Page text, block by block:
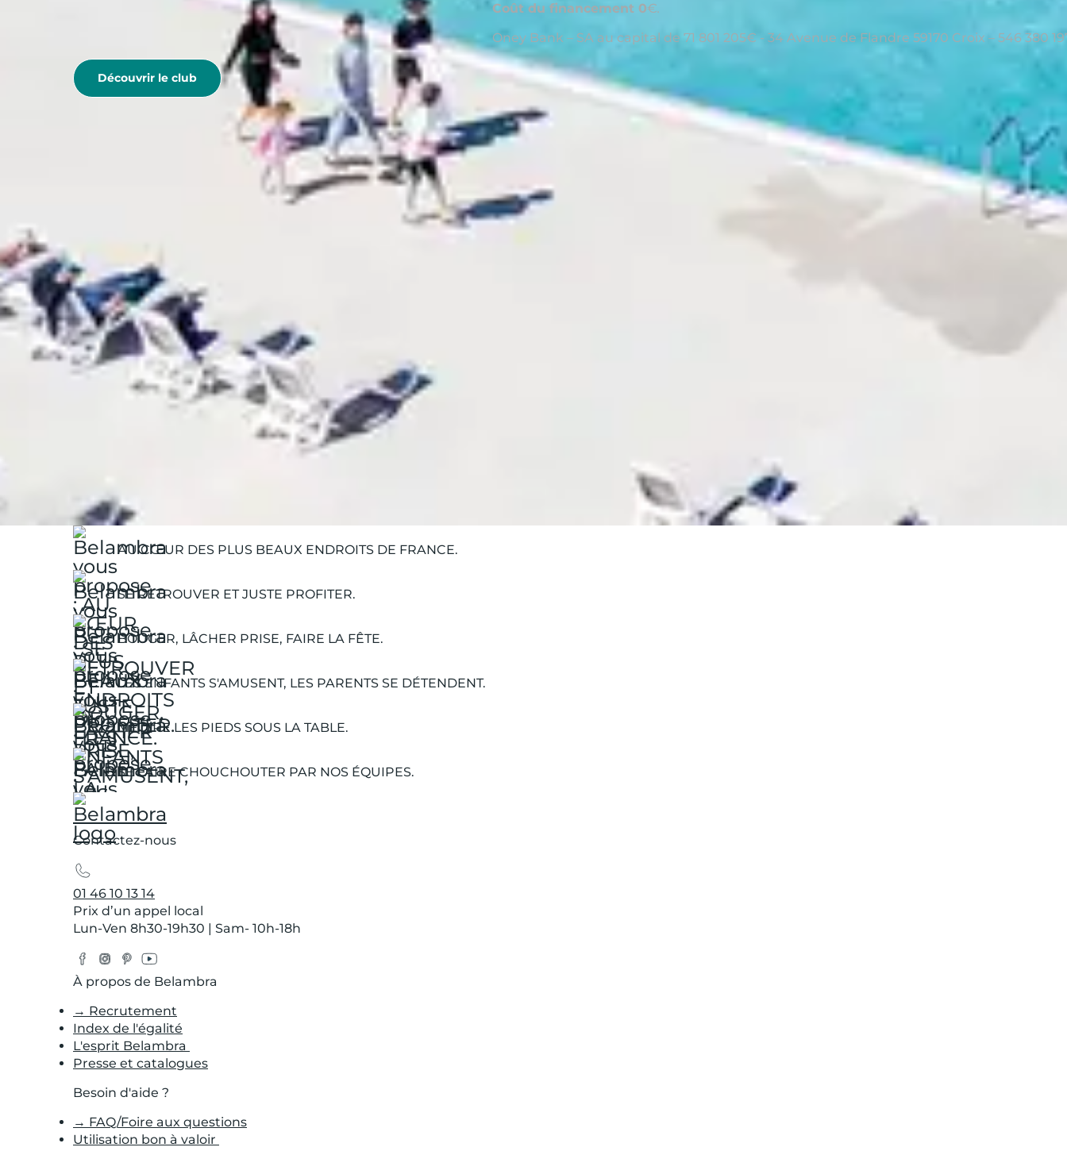
Coût du financement 0€.
Oney Bank – SA au capital de 71 801 205€ - 34 Avenue de Flandre 59170 Croix – 546 380
Découvrir le club
En réservant un club 5B, vous optez pour le meilleur de l'esprit Belambra pour vos vacances.
Vous allez vous offrir des souvenirs inoubliables à partager en famille, entre amis, en duo ...
Pour vos vacances d'été ou d'hiver, Belambra s’occupe de tout. Vous n’avez plus qu’à profiter de nos emplacements rêvés : magnifiques parcs
équipes.
La diversité des activités et nos clubs enfants animés combleront les petits et les plus grands. Dans chaque club, une équipe attentive et
disponible mettra tout en œuvre pour vous offrir un séjour sous le signe de la détente et de la découverte.
Les Clubs 5B
AU CŒUR DES PLUS BEAUX ENDROITS DE FRANCE.
SE RETROUVER ET JUSTE PROFITER.
BOUGER, LÂCHER PRISE, FAIRE LA FÊTE.
LES ENFANTS S'AMUSENT, LES PARENTS SE DÉTENDENT.
METTRE LES PIEDS SOUS LA TABLE.
SE FAIRE CHOUCHOUTER PAR NOS ÉQUIPES.
Contactez-nous
01 46 10 13 14
Prix d’un appel local
Lun-Ven 8h30-19h30 | Sam- 10h-18h
Facebook
Instagram
Pinterest
YouTube
À propos de Belambra
→ Recrutement
Index de l'égalité
L'esprit Belambra
Presse et catalogues
Besoin d'aide ?
→ FAQ/Foire aux questions
Utilisation bon à valoir